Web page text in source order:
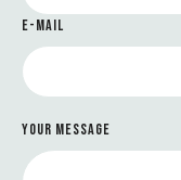
E-MAIL
YOUR MESSAGE